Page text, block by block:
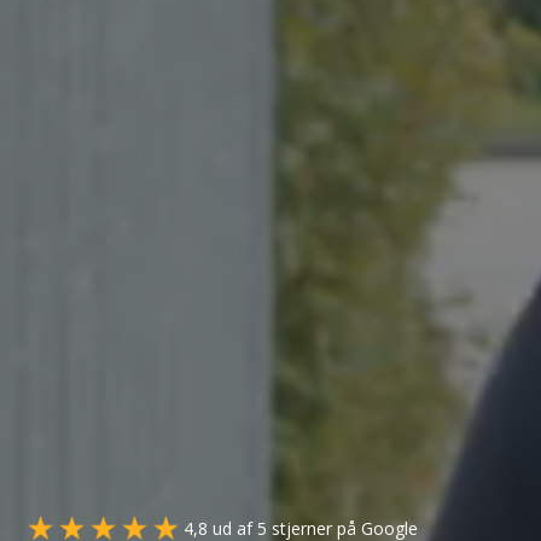
4,8 ud af 5 stjerner på Google